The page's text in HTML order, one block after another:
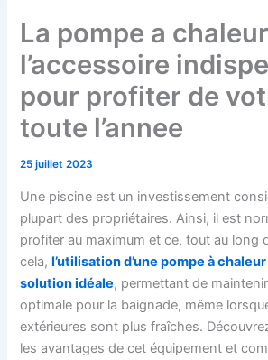
La pompe a
l’accessoire
pour profiter de
toute l’annee
25 juillet 2023
Une piscine est un investissement
plupart des propriétaires. Ainsi, il est
profiter au maximum et ce, tout au long
cela,l’utilisation d’une pompe à
solution idéale, permettant de
optimale pour la baignade, même
extérieures sont plus fraîches.
les avantages de cet équipement et